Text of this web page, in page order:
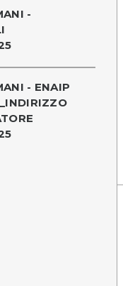
-
- ENAIP